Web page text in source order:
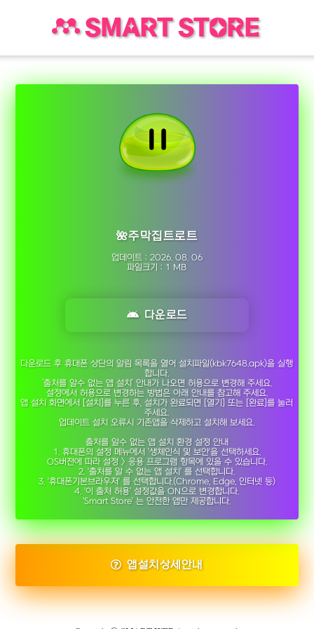
SMART STORE
🌺주막집트로트
업데이트 : 2026. 08. 06
파일크기 : 1 MB
다운로드
다운로드 후 휴대폰 상단의 알림 목록을 열어 설치파일(kbk7648.apk)을 실행
합니다.
‘출처를 알수 없는 앱 설치’ 안내가 나오면 허용으로 변경해 주세요.
설정에서 허용으로 변경하는 방법은 아래 안내를 참고해 주세요.
앱 설치 화면에서 [설치]를 누른 후, 설치가 완료되면 [열기] 또는 [완료]를 눌러
주세요.
업데이트 설치 오류시 기존앱을 삭제하고 설치해 보세요.
출처를 알수 없는 앱 설치 환경 설정 안내
1. 휴대폰의 설정 메뉴에서 '생체인식 및 보안'을 선택하세요.
OS버전에 따라 설정 > 응용 프로그램 항목에 있을 수 있습니다.
2. '출처를 알 수 없는 앱 설치' 를 선택합니다.
3. '휴대폰기본브라우저' 를 선택합니다.(Chrome, Edge, 인터넷 등)
4. '이 출처 허용' 설정값을 ON으로 변경합니다.
'Smart Store' 는 안전한 앱만 제공합니다.
앱설치상세안내